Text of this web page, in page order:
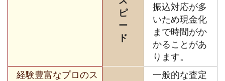
ピ
ー
ド
振込対応が多
いため現金化
まで時間がか
かることがあ
ります。
経験豊富なプロのス
一般的な査定